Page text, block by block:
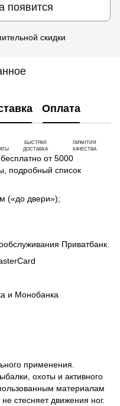
появится
скидки
Оплата
БЫСТРАЯ
ДОСТАВКА
ГАРАНТИЯ
КАЧЕСТВА
от 5000
подробный список
(«до двери»);
Приватбанк.
и Монобанка
применения.
охоты и активного
материалам
стесняет движения ног.